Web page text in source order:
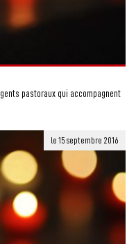
pastoraux qui accompagnent
le 15 septembre 2016